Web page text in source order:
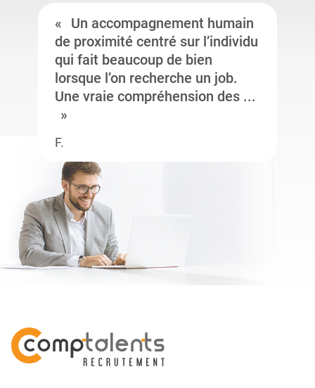
Un accompagnement humain
de proximité centré sur l’individu
qui fait beaucoup de bien
lorsque l’on recherche un job.
Une vraie compréhension des ...
F.